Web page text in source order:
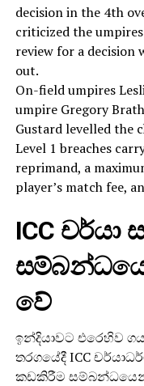
decision in the 4th
criticized the
review for a decision
out.
On-field umpires
umpire Gregory
Gustard levelled the
Level 1 breaches
reprimand, a
player’s match fee,
ICC චර්යා
වේ
ඉන්දියාවට එරෙහිව
තරගයේදී ICC
කඩකිරීම